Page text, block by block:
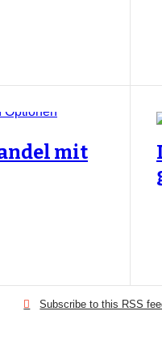
mit
Subscribe to this RSS